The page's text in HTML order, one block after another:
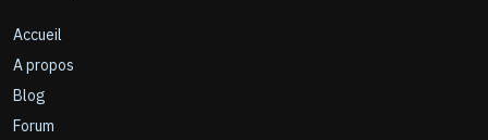
Accueil
A propos
Blog
Forum